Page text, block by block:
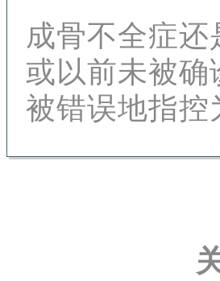
成骨不全症
或以前未被
被错误地指控